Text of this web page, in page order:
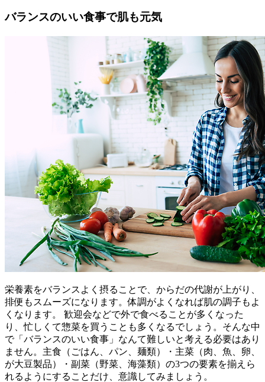
バランスのいい食事で肌も元気
栄養素をバランスよく摂ることで、からだの代謝が上がり、
排便もスムーズになります。体調がよくなれば肌の調子もよ
くなります。 歓迎会などで外で食べることが多くなった
り、忙しくて惣菜を買うことも多くなるでしょう。そんな中
で「バランスのいい食事」なんて難しいと考える必要はあり
ません。主食（ごはん、パン、麺類）・主菜（肉、魚、卵、
が大豆製品）・副菜（野菜、海藻類）の3つの要素を揃えら
れるようにすることだけ、意識してみましょう。